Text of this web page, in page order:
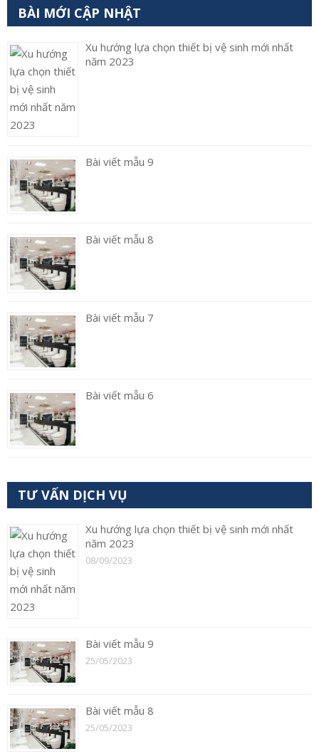
BÀI MỚI CẬP NHẬT
Xu hướng lựa chọn thiết bị vệ sinh mới nhất
năm 2023
Bài viết mẫu 9
Bài viết mẫu 8
Bài viết mẫu 7
Bài viết mẫu 6
TƯ VẤN DỊCH VỤ
Xu hướng lựa chọn thiết bị vệ sinh mới nhất
năm 2023
08/09/2023
Bài viết mẫu 9
25/05/2023
Bài viết mẫu 8
25/05/2023